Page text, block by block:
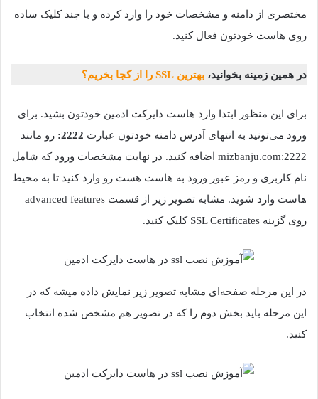
مختصری از دامنه و مشخصات خود را وارد کرده و با چند کلیک ساده
روی هاست خودتون فعال کنید.
در همین زمینه بخوانید، بهترین SSL را از کجا بخریم؟
برای این منظور ابتدا وارد هاست دایرکت ادمین خودتون بشید. برای
ورود می‌تونید به انتهای آدرس دامنه خودتون عبارت 2222: رو مانند
mizbanju.com:2222 اضافه کنید. در نهایت مشخصات ورود که شامل
نام کاربری و رمز عبور ورود به هاست هست رو وارد کنید تا به محیط
هاست وارد شوید. مشابه تصویر زیر از قسمت advanced features
روی گزینه SSL Certificates کلیک کنید.
در این مرحله صفحه‌ای مشابه تصویر زیر نمایش داده میشه که در
این مرحله باید بخش دوم را که در تصویر هم مشخص شده انتخاب
کنید.